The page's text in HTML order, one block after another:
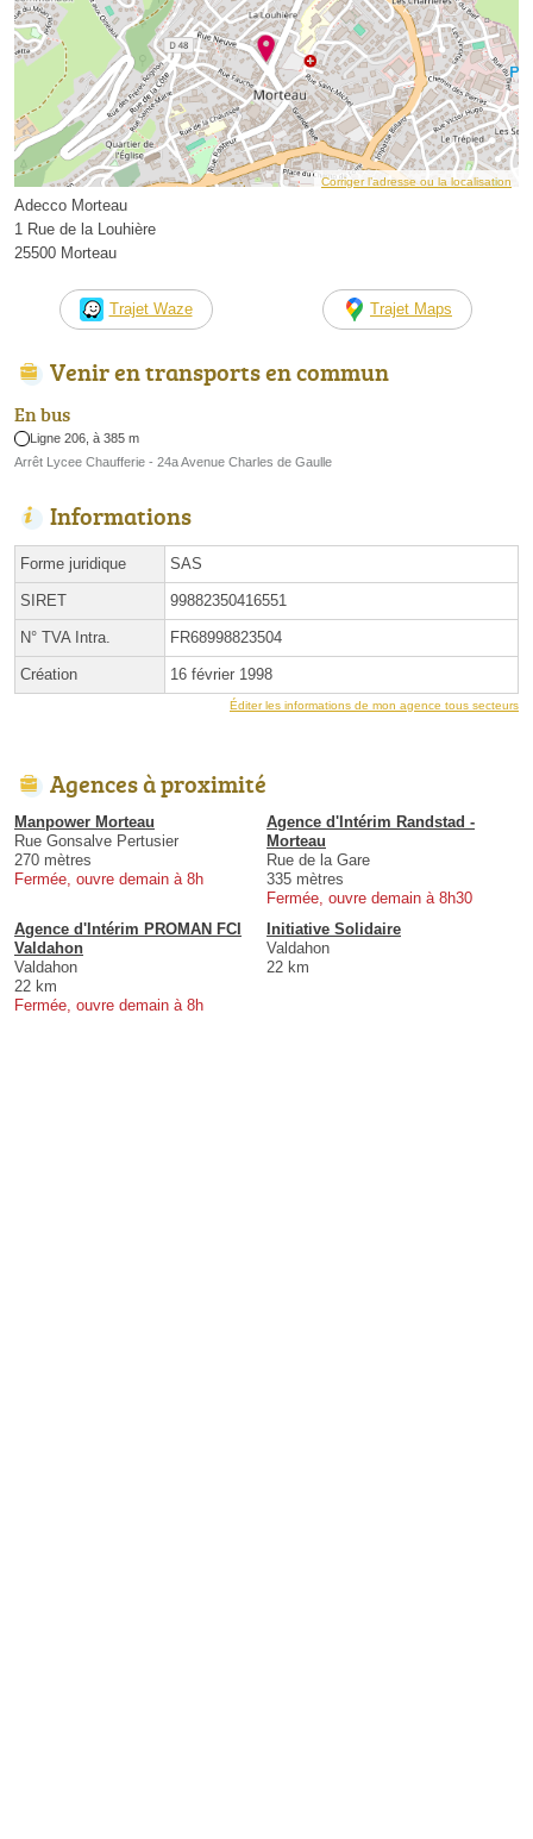
Corriger l’adresse ou la localisation
Adecco Morteau
1 Rue de la Louhière
25500 Morteau
Trajet Waze Trajet Maps
Venir en transports en commun
En bus
Ligne 206, à 385 m
Arrêt Lycee Chaufferie - 24a Avenue Charles de Gaulle
Informations
Forme juridique SAS
SIRET 99882350416551
N° TVA Intra. FR68998823504
Création 16 février 1998
Éditer les informations de mon agence tous secteurs
Agences à proximité
Manpower Morteau
Rue Gonsalve Pertusier
270 mètres
Fermée, ouvre demain à 8h
Agence d'Intérim Randstad -
Morteau
Rue de la Gare
335 mètres
Fermée, ouvre demain à 8h30
Agence d'Intérim PROMAN FCI
Valdahon
Valdahon
22 km
Fermée, ouvre demain à 8h
Initiative Solidaire
Valdahon
22 km